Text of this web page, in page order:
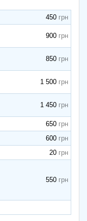
450
900
850
1 500
1 450
650
600
20
550